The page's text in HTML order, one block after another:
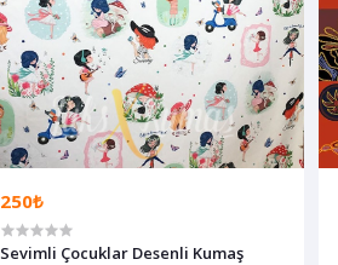
250₺
Sevimli Çocuklar Desenli Kumaş